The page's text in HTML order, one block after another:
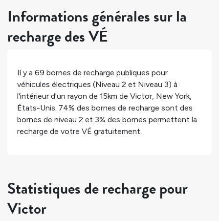
Informations générales sur la
recharge des VÉ
Il y a 69 bornes de recharge publiques pour
véhicules électriques (Niveau 2 et Niveau 3) à
l'intérieur d'un rayon de 15km de Victor, New York,
États-Unis. 74% des bornes de recharge sont des
bornes de niveau 2 et 3% des bornes permettent la
recharge de votre VÉ gratuitement.
Statistiques de recharge pour
Victor